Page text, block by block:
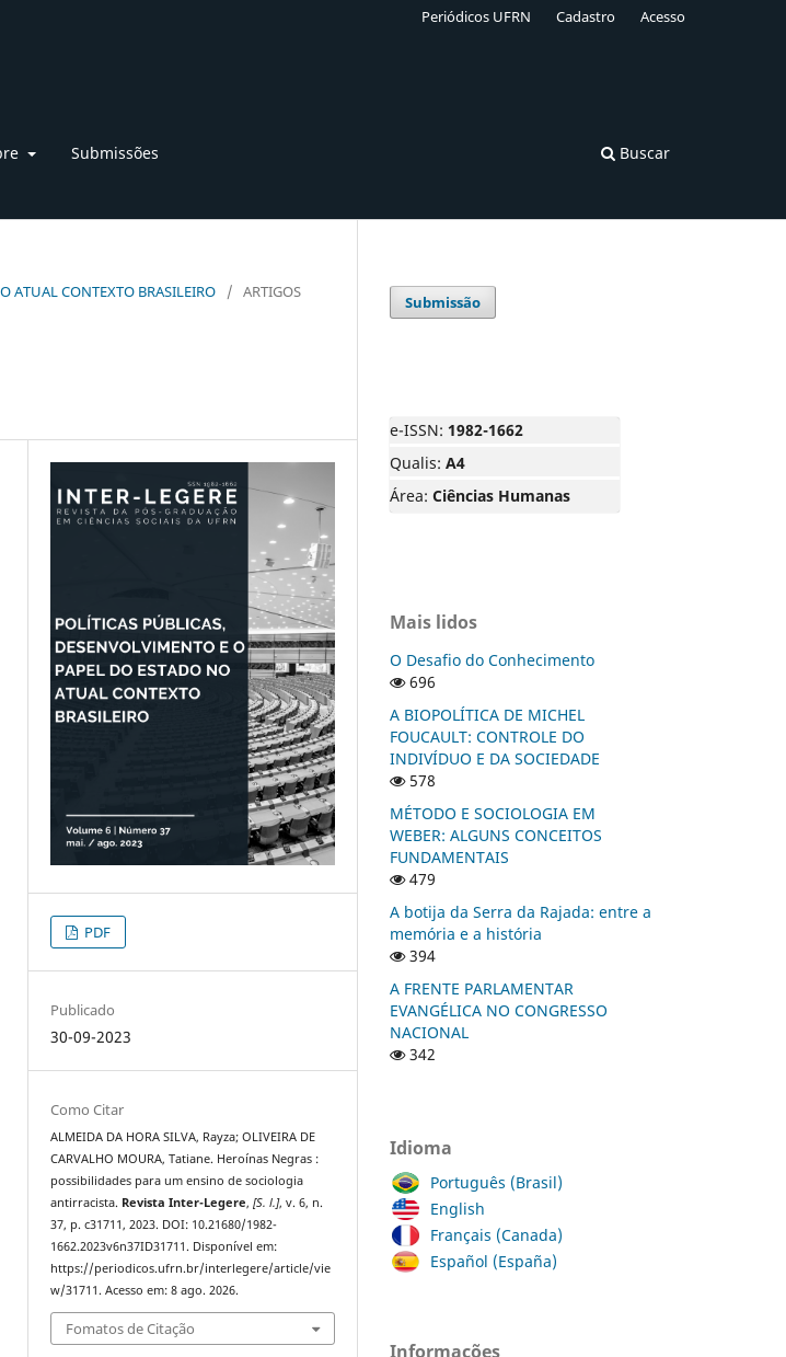
Submissões Buscar
Periódicos UFRN Cadastro Acesso
ATUAL CONTEXTO BRASILEIRO
/ ARTIGOS
PDF
Publicado
30-09-2023
Como Citar
ALMEIDA DA HORA SILVA, Rayza; OLIVEIRA DE
CARVALHO MOURA, Tatiane. Heroínas Negras :
possibilidades para um ensino de sociologia
antirracista. Revista Inter-Legere,[S. l.], v. 6, n.
37, p. c31711, 2023. DOI: 10.21680/1982-
1662.2023v6n37ID31711. Disponível em:
https://periodicos.ufrn.br/interlegere/article/vie
w/31711. Acesso em: 8 ago. 2026.
Fomatos de Citação
Submissão
e-ISSN: 1982-1662
Qualis: A4
Área: Ciências Humanas
Mais lidos
O Desafio do Conhecimento
696
A BIOPOLÍTICA DE MICHEL
FOUCAULT: CONTROLE DO
INDIVÍDUO E DA SOCIEDADE
578
MÉTODO E SOCIOLOGIA EM
WEBER: ALGUNS CONCEITOS
FUNDAMENTAIS
479
A botija da Serra da Rajada: entre a
memória e a história
394
A FRENTE PARLAMENTAR
EVANGÉLICA NO CONGRESSO
NACIONAL
342
Idioma
Português (Brasil)
English
Français (Canada)
Español (España)
Informações